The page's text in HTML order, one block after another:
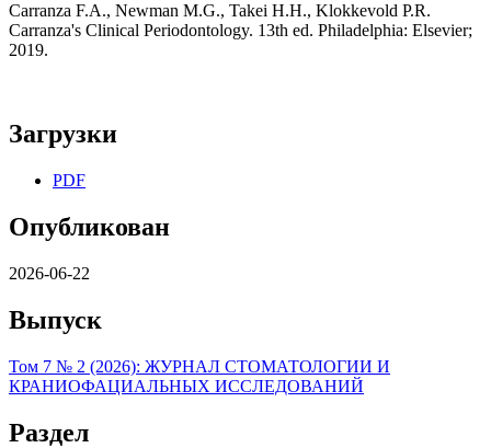
Carranza F.A., Newman M.G., Takei H.H., Klokkevold P.R.
Carranza's Clinical Periodontology. 13th ed. Philadelphia: Elsevier;
2019.
Загрузки
PDF
Опубликован
2026-06-22
Выпуск
Том 7 № 2 (2026): ЖУРНАЛ СТОМАТОЛОГИИ И
КРАНИОФАЦИАЛЬНЫХ ИССЛЕДОВАНИЙ
Раздел